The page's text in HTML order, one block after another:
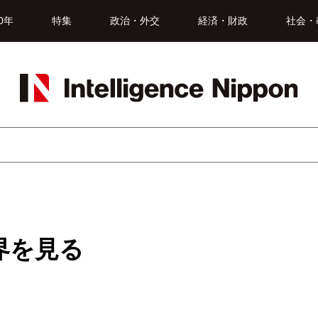
年 特集 政治・外交 経済・財政 社会・
見る